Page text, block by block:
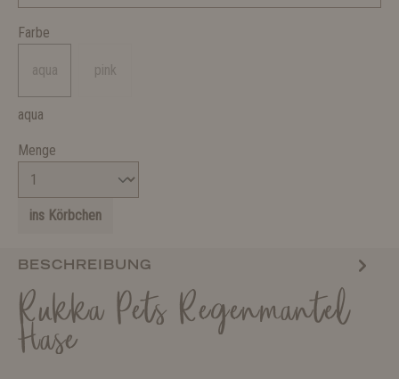
Farbe
aqua pink
aqua
Menge
ins Körbchen
BESCHREIBUNG
Rukka Pets Regenmantel
Hase